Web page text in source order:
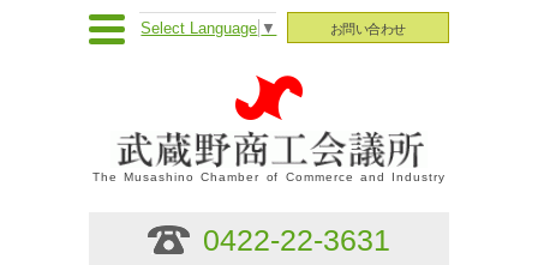
お問い合わせ
Select Language ▼
The Musashino Chamber of Commerce and Industry
0422-22-3631